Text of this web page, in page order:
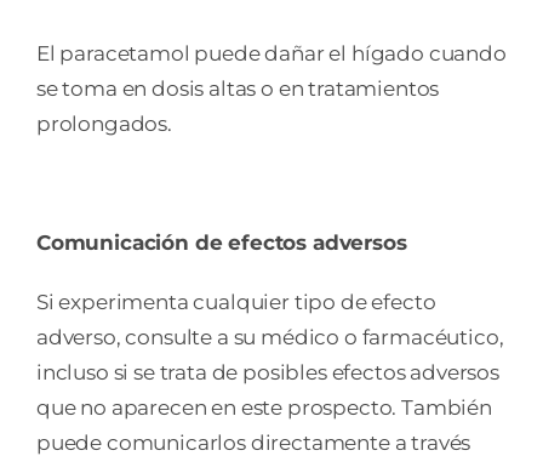
El paracetamol puede dañar el hígado cuando
se toma en dosis altas o en tratamientos
prolongados.
Comunicación de efectos adversos
Si experimenta cualquier tipo de efecto
adverso, consulte a su médico o farmacéutico,
incluso si se trata de posibles efectos adversos
que no aparecen en este prospecto. También
puede comunicarlos directamente a través